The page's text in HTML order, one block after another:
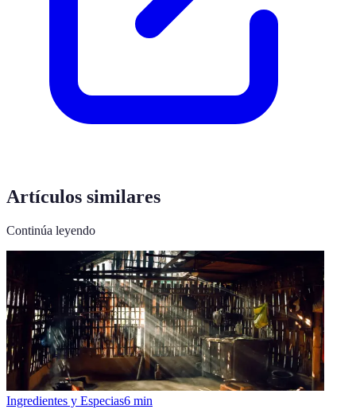
Artículos similares
Continúa leyendo
Ingredientes y Especias6 min